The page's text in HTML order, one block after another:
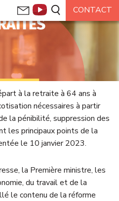
à la retraite à 64 ans à
nécessaires à partir
la pénibilité, suppression des
les principaux points de la
le 10 janvier 2023.
la Première ministre, les
du travail et de la
le contenu de la réforme